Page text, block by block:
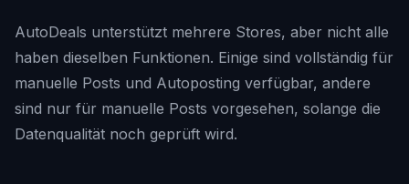
AutoDeals unterstützt mehrere Stores, aber nicht alle
haben dieselben Funktionen. Einige sind vollständig für
manuelle Posts und Autoposting verfügbar, andere
sind nur für manuelle Posts vorgesehen, solange die
Datenqualität noch geprüft wird.